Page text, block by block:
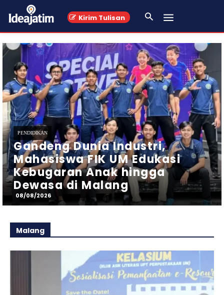
Kirim Tulisan
PENDIDIKAN
UB Jadi Lokasi Syuting Film
3726 MDPL, Libatkan Puluhan
Mahasiswa Magang hingga
Figuran
07/08/2026
Malang